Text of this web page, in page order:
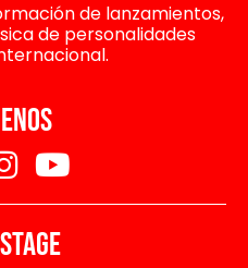
de lanzamientos,
de personalidades